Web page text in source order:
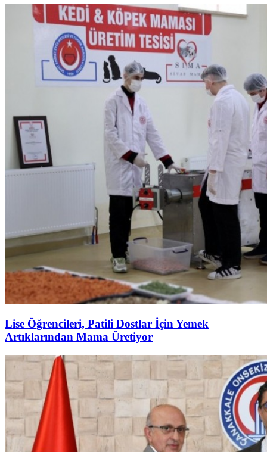
Lise Öğrencileri, Patili Dostlar İçin Yemek
Artıklarından Mama Üretiyor